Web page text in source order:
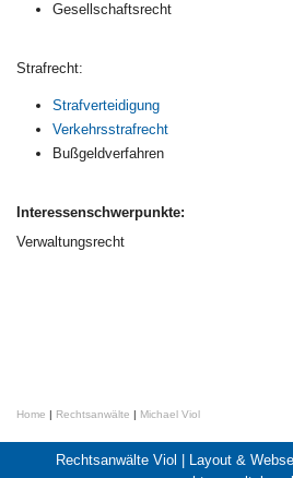
Gesellschaftsrecht
Strafrecht:
Strafverteidigung
Verkehrsstrafrecht
Bußgeldverfahren
Interessenschwerpunkte:
Verwaltungsrecht
Home | Rechtsanwälte | Michael Viol
Rechtsanwälte Viol | Layout &